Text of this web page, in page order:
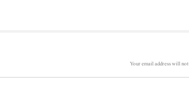
Your email address will